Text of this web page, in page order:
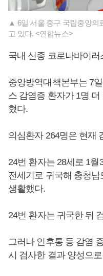
▲ 6일 서울 중구 국립중앙의
고 있다. <연합뉴스>
국내 신종 코로나바이
중앙방역대책본부는 7
스 감염증 환자가 1명
혔다.
의심환자 264명은 현재
24번 환자는 28세로 1
전세기로 귀국해 충청
생활했다.
24번 환자는 귀국한 뒤
그러나 인후통 등 감염
시 검사한 결과 양성으